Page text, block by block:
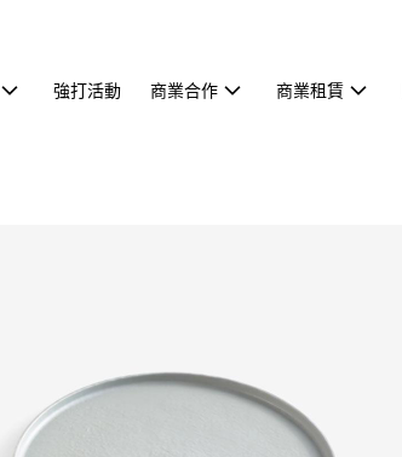
強打活動 商業合作 商業租賃